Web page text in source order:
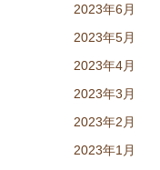
2023年6月
2023年5月
2023年4月
2023年3月
2023年2月
2023年1月